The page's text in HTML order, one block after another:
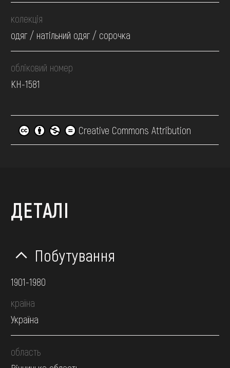
колекція
одяг / натільний одяг / сорочка
обліковий номер
КН-1581
Creative Commons Attribution
ДЕТАЛІ
Побутування
1901-1980
країна
Україна
область